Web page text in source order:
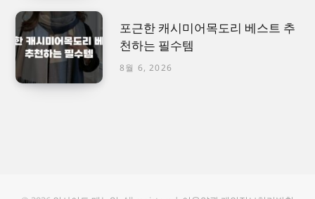
포근한 캐시미어목도리 베스트 추
천하는 필수템
8월 6, 2026